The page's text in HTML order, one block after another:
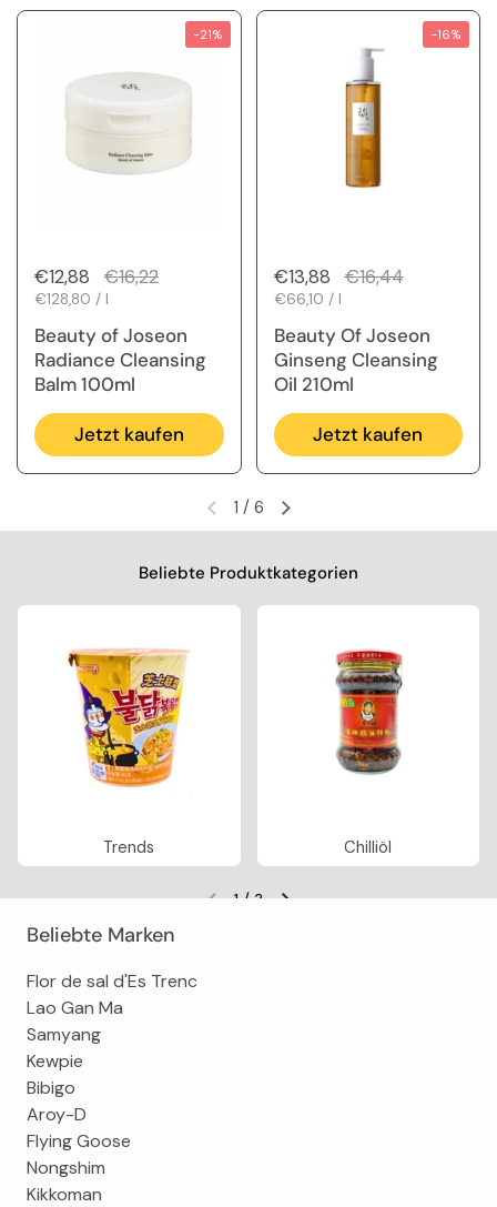
Regulärer Preis
€12,88 Sale-Preis
€16,22
Stückpreis
€128,80 / l
Beauty of Joseon
Radiance Cleansing
Balm 100ml
Jetzt kaufen
-21%
Regulärer Preis
€13,88 Sale-Preis
€16,44
Stückpreis
€66,10 / l
Beauty Of Joseon
Ginseng Cleansing
Oil 210ml
Jetzt kaufen
-16%
Vorherige FolieNächste Folie
1 / 6
Beliebte Produktkategorien
Trends Chilliöl
1/3
Beliebte Marken
Flor de sal d'Es Trenc
Lao Gan Ma
Samyang
Kewpie
Bibigo
Aroy-D
Flying Goose
Nongshim
Kikkoman